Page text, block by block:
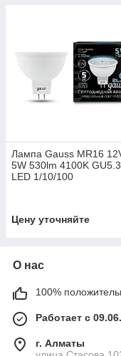
Лампа Gauss MR16
5W 530lm 4100K GU5.3
LED 1/10/100
Цену уточняйте
О нас
100%
Работает с
г. Алматы